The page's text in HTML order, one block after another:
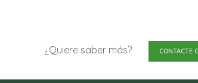
¿Quiere saber más? CONTACTE